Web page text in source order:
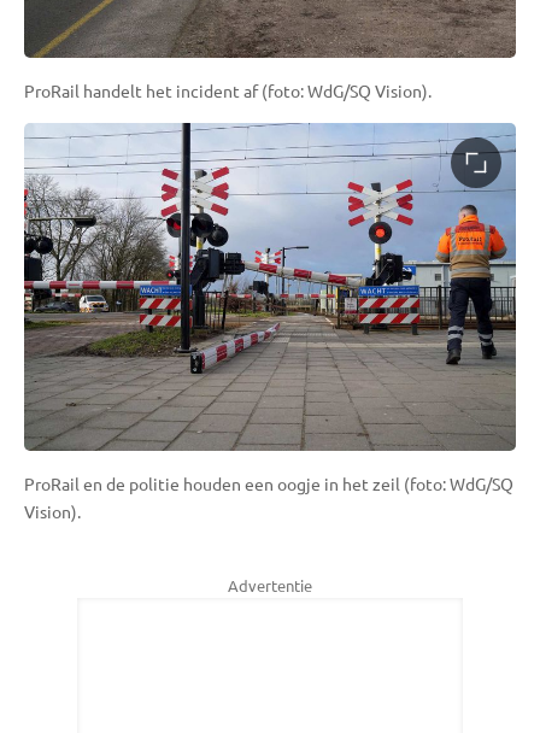
ProRail handelt het incident af (foto: WdG/SQ Vision).
ProRail en de politie houden een oogje in het zeil (foto: WdG/SQ
Vision).
Advertentie